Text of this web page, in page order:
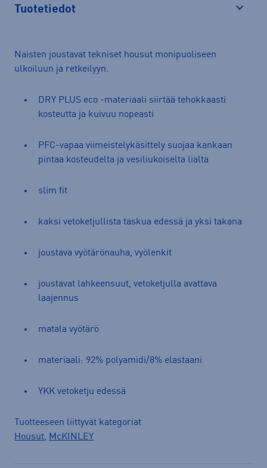
Tuotetiedot
Naisten joustavat tekniset housut monipuoliseen
ulkoiluun ja retkeilyyn.
DRY PLUS eco -materiaali siirtää tehokkaasti
kosteutta ja kuivuu nopeasti
PFC-vapaa viimeistelykäsittely suojaa kankaan
pintaa kosteudelta ja vesiliukoiselta lialta
slim fit
kaksi vetoketjullista taskua edessä ja yksi takana
joustava vyötärönauha, vyölenkit
joustavat lahkeensuut, vetoketjulla avattava
laajennus
matala vyötärö
materiaali: 92% polyamidi/8% elastaani
YKK vetoketju edessä
Tuotteeseen liittyvät kategoriat
Housut, McKINLEY